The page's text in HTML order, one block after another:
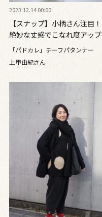
2023.12.14 00:00
【スナップ】小柄さん注目！
絶妙な丈感でこなれ度アップ
「パドカレ」チーフパタンナー
上甲由紀さん